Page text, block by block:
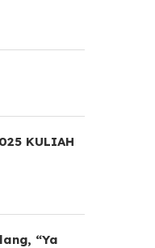
KULIAH
“Ya